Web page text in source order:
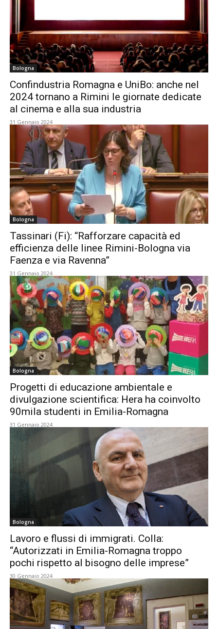
Bologna
Confindustria Romagna e UniBo: anche nel
2024 tornano a Rimini le giornate dedicate
al cinema e alla sua industria
31 Gennaio 2024
Bologna
Tassinari (Fi): “Rafforzare capacità ed
efficienza delle linee Rimini-Bologna via
Faenza e via Ravenna”
31 Gennaio 2024
Bologna
Progetti di educazione ambientale e
divulgazione scientifica: Hera ha coinvolto
90mila studenti in Emilia-Romagna
31 Gennaio 2024
Bologna
Lavoro e flussi di immigrati. Colla:
“Autorizzati in Emilia-Romagna troppo
pochi rispetto al bisogno delle imprese”
30 Gennaio 2024